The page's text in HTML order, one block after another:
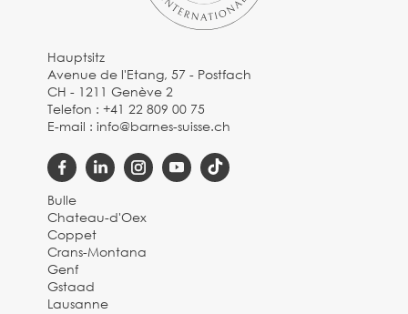
Hauptsitz
Avenue de l'Etang, 57 - Postfach
CH - 1211 Genève 2
Telefon :+41 22 809 00 75
E-mail :info@barnes-suisse.ch
Bulle
Chateau-d'Oex
Coppet
Crans-Montana
Genf
Gstaad
Lausanne